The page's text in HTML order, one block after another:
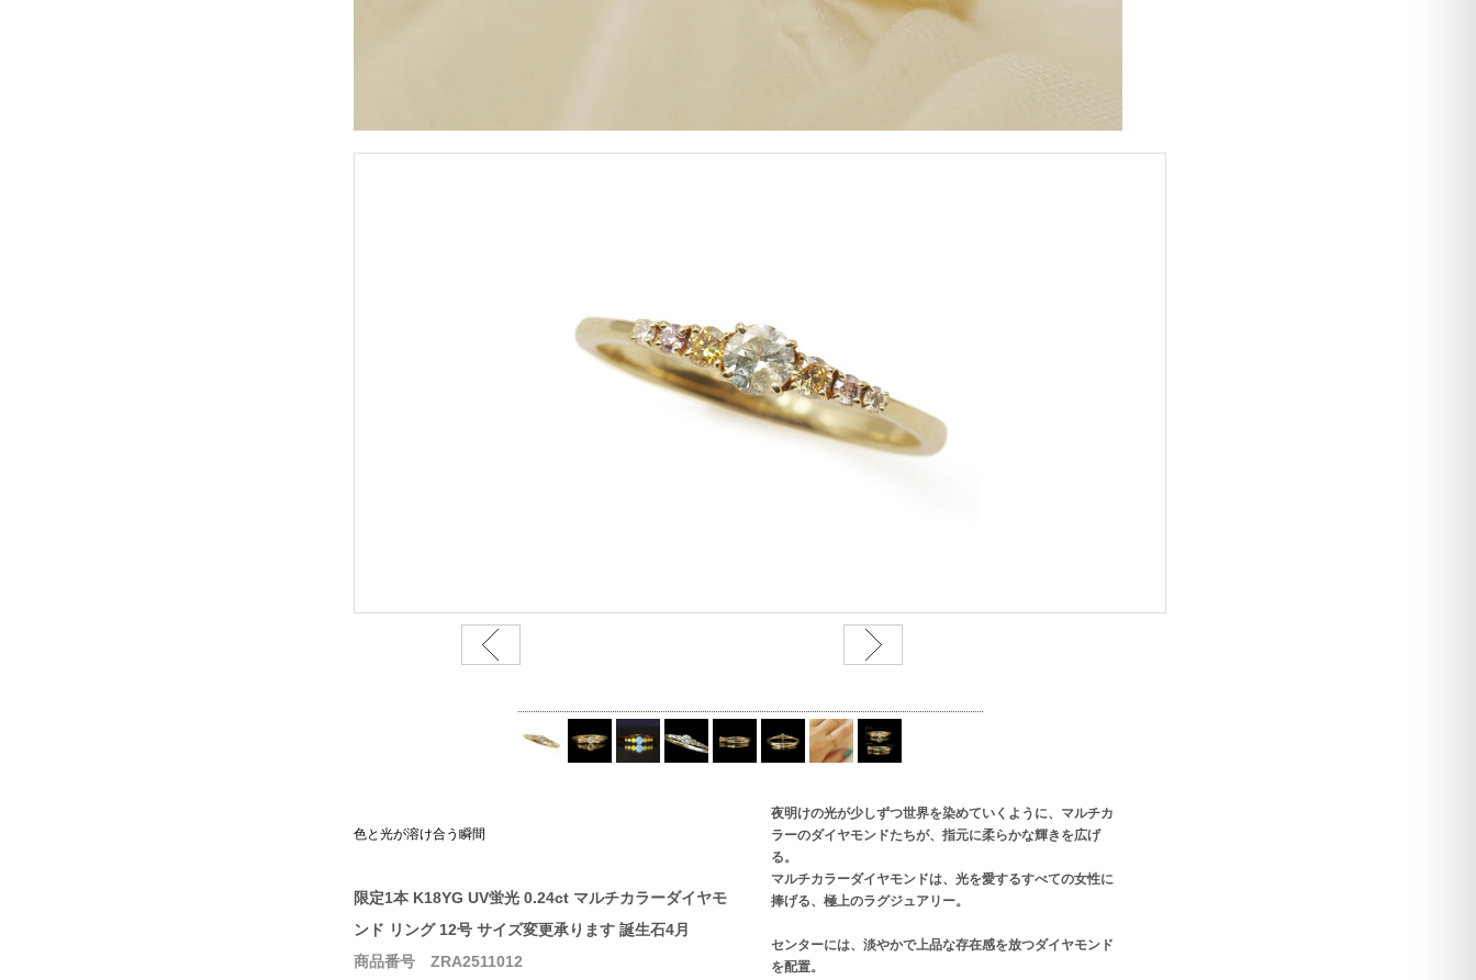
夜明けの光が少しずつ世界を染めていくように、マルチカ
ラーのダイヤモンドたちが、指元に柔らかな輝きを広げ
る。
マルチカラーダイヤモンドは、光を愛するすべての女性に
捧げる、極上のラグジュアリー。
センターには、淡やかで上品な存在感を放つダイヤモンド
を配置。
色と光が溶け合う瞬間
限定1本 K18YG UV蛍光 0.24ct マルチカラーダイヤモ
ンド リング 12号 サイズ変更承ります 誕生石4月
商品番号 ZRA2511012